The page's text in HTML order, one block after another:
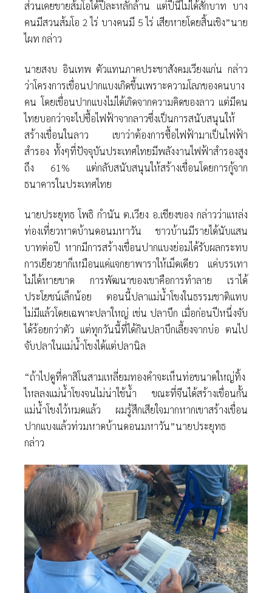
ส่วนเคยขายส้มโอได้ปีละหลักล้าน แต่ปีนี้ไม่ได้สักบาท บาง
คนมีสวนส้มโอ 2 ไร่ บางคนมี 5 ไร่ เสียหายโดยสิ้นเชิง”นาย
ไผท กล่าว
นายสงบ อินเทพ ตัวแทนภาคประชาสังคมเวียงแก่น กล่าว
ว่าโครงการเขื่อนปากแบงเกิดขึ้นเพราะความโลภของคนบาง
คน โดยเขื่อนปากแบงไม่ได้เกิดจากความคิดของลาว แต่มีคน
ไทยบอกว่าจะไปซื้อไฟฟ้าจากลาวซึ่งเป็นการสนับสนุนให้
สร้างเขื่อนในลาว เขาว่าต้องการซื้อไฟฟ้ามาเป็นไฟฟ้า
สำรอง ทั้งๆที่ปัจจุบันประเทศไทยมีพลังงานไฟฟ้าสำรองสูง
ถึง 61% แต่กลับสนับสนุนให้สร้างเขื่อนโดยการกู้จาก
ธนาคารในประเทศไทย
นายประยุทธ โพธิ กำนัน ต.เวียง อ.เชียงของ กล่าวว่าแหล่ง
ท่องเที่ยวหาดบ้านดอนมหาวัน ชาวบ้านมีรายได้นับแสน
บาทต่อปี หากมีการสร้างเขื่อนปากแบงย่อมได้รับผลกระทบ
การเยียวยาก็เหมือนแค่แจกยาพาราให้เม็ดเดียว แค่บรรเทา
ไม่ได้หายขาด การพัฒนาของเขาคือการทำลาย เราได้
ประโยชน์เล็กน้อย ตอนนี้ปลาแม่น้ำโขงในธรรมชาติแทบ
ไม่มีแล้วโดยเฉพาะปลาใหญ่ เช่น ปลาบึก เมื่อก่อนปีหนึ่งจับ
ได้ร้อยกว่าตัว แต่ทุกวันนี้ที่ได้กินปลาบึกเลี้ยงจากบ่อ ตนไป
จับปลาในแม่น้ำโขงได้แต่ปลานิล
“ถ้าไปดูที่คาสิโนสามเหลี่ยมทองคำจะเห็นท่อขนาดใหญ่ทิ้ง
ไหลลงแม่น้ำโขงจนไม่น่าใช้น้ำ ขณะที่จีนได้สร้างเขื่อนกั้น
แม่น้ำโขงไว้หมดแล้ว ผมรู้สึกเสียใจมากหากเขาสร้างเขื่อน
ปากแบงแล้วท่วมหาดบ้านดอนมหาวัน”นายประยุทธ
กล่าว